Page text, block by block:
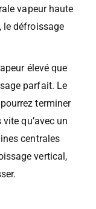
vapeur haute
le défroissage
élevé que
parfait. Le
terminer
qu’avec un
centrales
vertical,